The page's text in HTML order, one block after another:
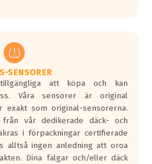
år 2016.
är redan
regelverk.
kommer vara
än det
2016.
SENSORER
att köpa och kan
Våra sensorer är original
exakt som original-sensorerna.
från vår dedikerade däck- och
i förpackningar certifierade
alltså ingen anledning att oroa
Dina fälgar och/eller däck